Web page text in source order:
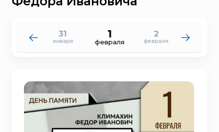
31
января
1
февраля
2
февраля